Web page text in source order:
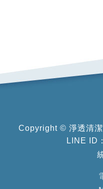
Copyright © 淨透清潔
LINE ID：